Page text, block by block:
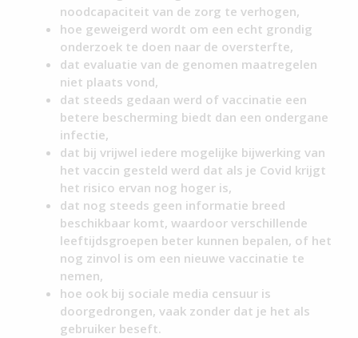
noodcapaciteit van de zorg te verhogen,
hoe geweigerd wordt om een echt grondig
onderzoek te doen naar de oversterfte,
dat evaluatie van de genomen maatregelen
niet plaats vond,
dat steeds gedaan werd of vaccinatie een
betere bescherming biedt dan een ondergane
infectie,
dat bij vrijwel iedere mogelijke bijwerking van
het vaccin gesteld werd dat als je Covid krijgt
het risico ervan nog hoger is,
dat nog steeds geen informatie breed
beschikbaar komt, waardoor verschillende
leeftijdsgroepen beter kunnen bepalen, of het
nog zinvol is om een nieuwe vaccinatie te
nemen,
hoe ook bij sociale media censuur is
doorgedrongen, vaak zonder dat je het als
gebruiker beseft.